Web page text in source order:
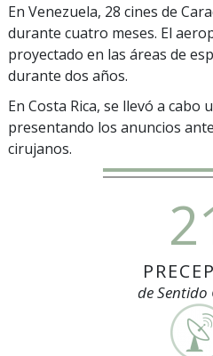
En Venezuela, 28 cines de
durante cuatro meses. El
proyectado en las áreas de
durante dos años.
En Costa Rica, se llevó a cabo
presentando los anuncios
cirujanos.
de Sentido